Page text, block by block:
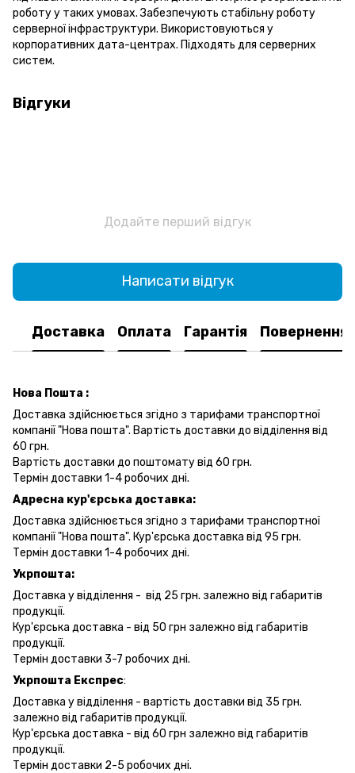
роботу у таких умовах. Забезпечують стабільну роботу
серверної інфраструктури. Використовуються у
корпоративних дата-центрах. Підходять для серверних
систем.
Відгуки
Додайте перший відгук
Написати відгук
Доставка Оплата Гарантія Повернення
Нова Пошта :
Доставка здійснюється згідно з тарифами транспортної
компанії "Нова пошта". Вартість доставки до відділення від
60 грн.
Вартість доставки до поштомату від 60 грн.
Термін доставки 1-4 робочих дні.
Адресна кур'єрська доставка:
Доставка здійснюється згідно з тарифами транспортної
компанії "Нова пошта". Кур'єрська доставка від 95 грн.
Термін доставки 1-4 робочих дні.
Укрпошта:
Доставка у відділення - від 25 грн. залежно від габаритів
продукції.
Кур'єрська доставка - від 50 грн залежно від габаритів
продукції.
Термін доставки 3-7 робочих дні.
Укрпошта Експрес:
Доставка у відділення - вартість доставки від 35 грн.
залежно від габаритів продукції.
Кур'єрська доставка - від 60 грн залежно від габаритів
продукції.
Термін доставки 2-5 робочих дні.